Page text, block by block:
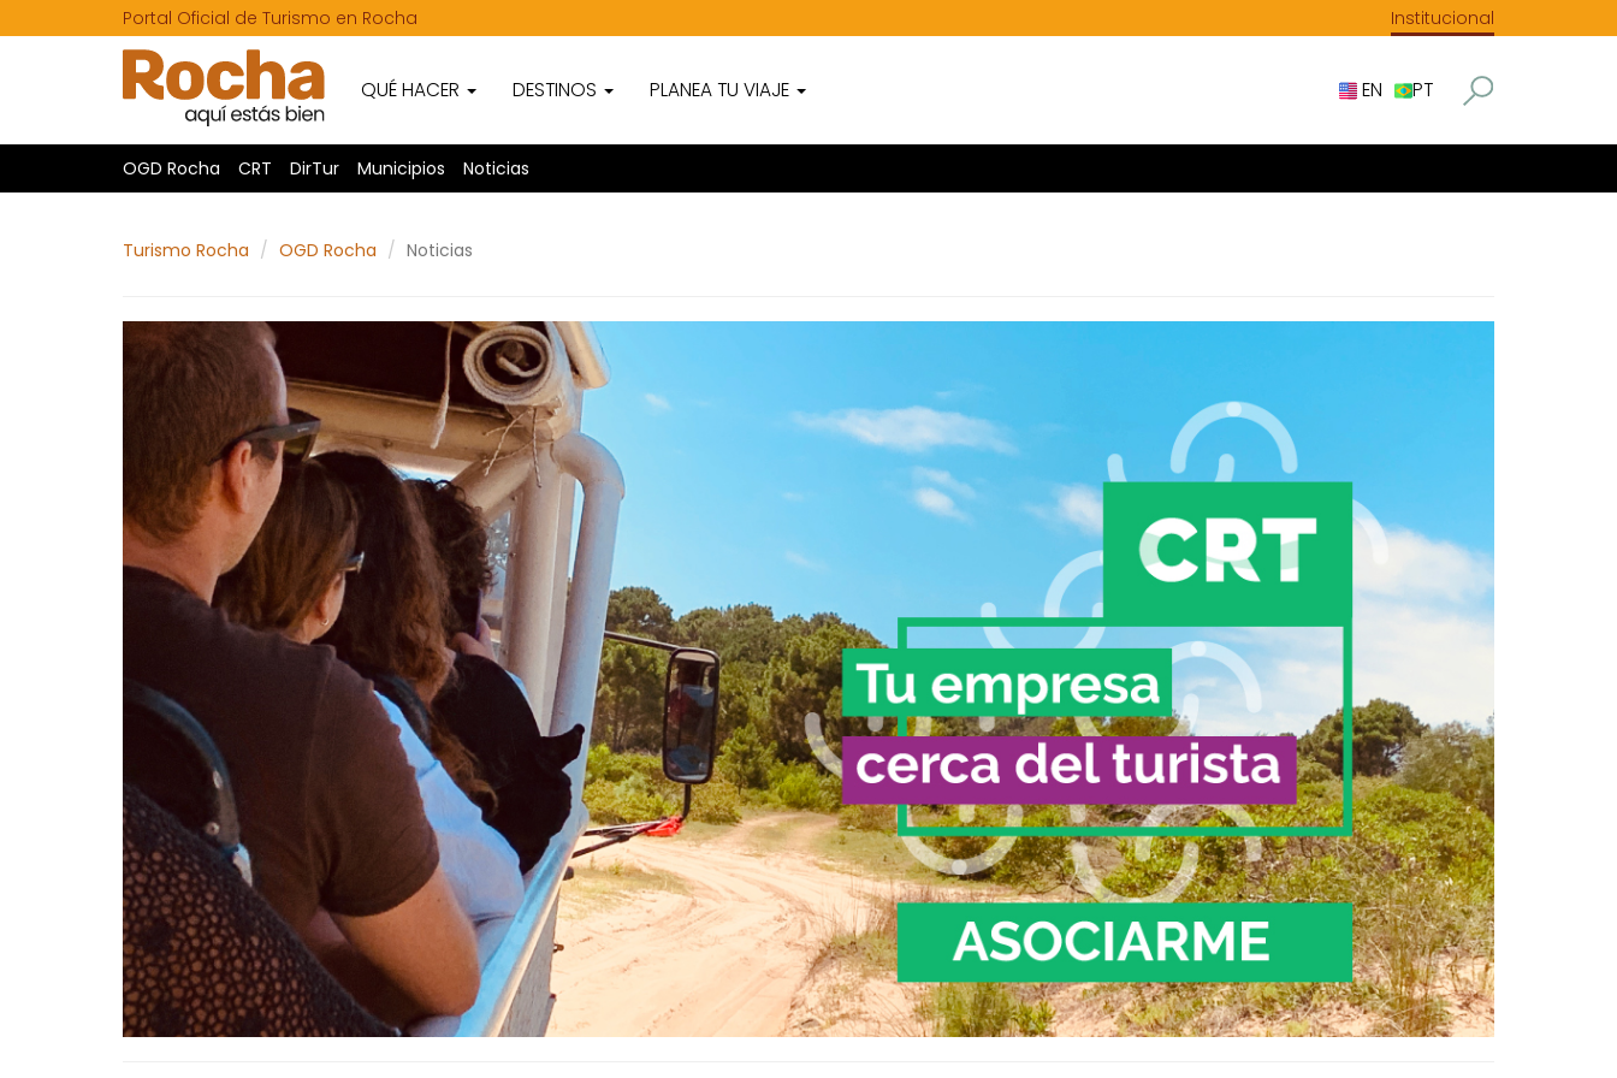
Portal Oficial de Turismo en Rocha Institucional
QUÉ HACER DESTINOS PLANEA TU VIAJE EN PT
OGD Rocha CRT DirTur Municipios Noticias
Turismo Rocha OGD Rocha Noticias